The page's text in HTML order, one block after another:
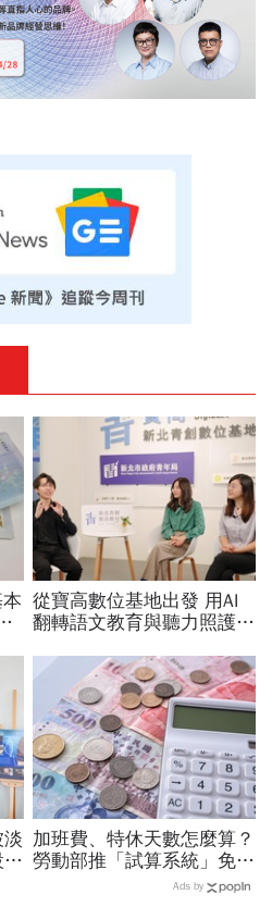
從寶高數位基地出發 用AI
翻轉語文教育與聽力照護，
加班費、特休天數怎麼算？
勞動部推「試算系統」免代
公式一鍵就能算，連勞退、
Ads by